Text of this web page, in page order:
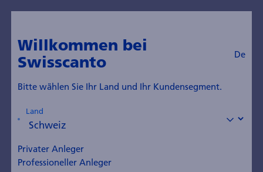
Über uns
Die Zürcher Kantonalbank
verstärkt ETF-Expertise
Willkommen bei
Swisscanto
De
Bitte wählen Sie Ihr Land und Ihr Kundensegment.
Land
Privater Anleger
Professioneller Anleger